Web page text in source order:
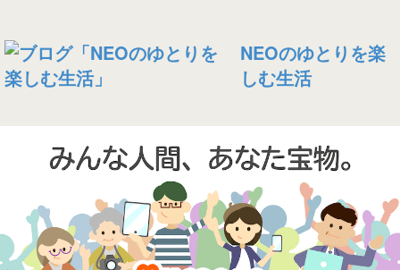
NEOのゆとりを楽
しむ生活